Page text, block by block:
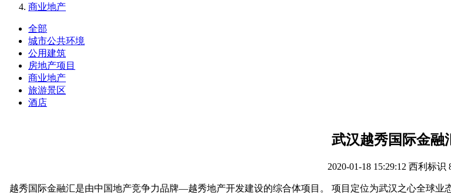
商业地产
全部
城市公共环境
公用建筑
房地产项目
商业地产
旅游景区
酒店
武汉越秀国际金融
2020-01-18 15:29:12 西利标识
越秀国际金融汇是由中国地产竞争力品牌—越秀地产开发建设的综合体项目。 项目定位为武汉之心全球